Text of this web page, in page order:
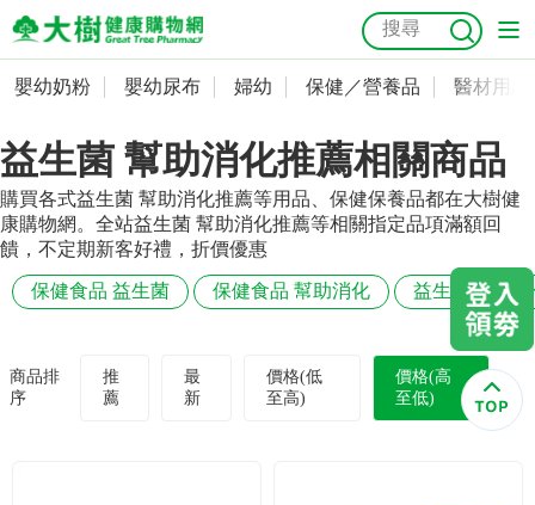
嬰幼奶粉
嬰幼尿布
婦幼
保健／營養品
抗菌 尿布 大樹獨家 益生菌 魚油 幼兒米餅 貓砂
奶瓶奶嘴
會員資料及密碼修改
常用收件人清單
訂單查詢
收藏清單
嬰幼奶粉 嬰幼尿布 婦幼 保健／營養品 醫材用品
益生菌 幫助消化推薦相關商品
購買各式益生菌 幫助消化推薦等用品、保健保養品都在大樹健
康購物網。全站益生菌 幫助消化推薦等相關指定品項滿額回
饋，不定期新客好禮，折價優惠
保健食品 益生菌 保健食品 幫助消化 益生菌 維持
商品排
序
推
薦
最
新
價格(低
至高)
價格(高
至低)